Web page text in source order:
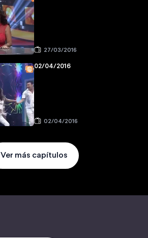
27/03/2016
02/04/2016
02/04/2016
Ver más capítulos